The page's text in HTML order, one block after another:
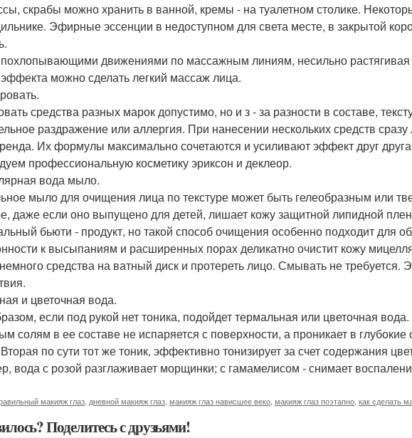
скрабы можно хранить в ванной, кремы - на туалетном столике.
Эфирные эссенции в недоступном для света месте, в закрытой
движениями по массажным линиям, несильно
можно сделать легкий массаж лица.
средства разных марок допустимо, но и з - за разности в составе,
раздражение или аллергия. При нанесении нескольких средств
Их формулы максимально сочетаются и усиливают эффект друг
профессиональную косметику эриксон и деклеор.
вода мыло.
мыло для очищения лица по текстуре может быть гелеобразным или
даже если оно выпущено для детей, лишает кожу защитной липидной
бьюти - продукт, но такой способ очищения особенно подходит для
к высыпаниям и расширенных порах деликатно очистит кожу
средства на ватный диск и протереть лицо. Смывать не требуется.
и цветочная вода.
если под рукой нет тоника, подойдет термальная или цветочная
солям в ее составе не испаряется с поверхности, а проникает в
по сути тот же тоник, эффективно тонизирует за счет содержания
вода с розой разглаживает морщинки; с гамамелисом - снимает
макияж глаз дневной макияж глаз макияж глаз нависшее веко макияж глаз поэтапно как сделать
Поделитесь с друзьями!